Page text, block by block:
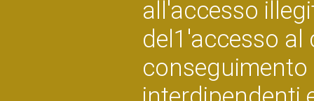
all'accesso
del1'accesso al